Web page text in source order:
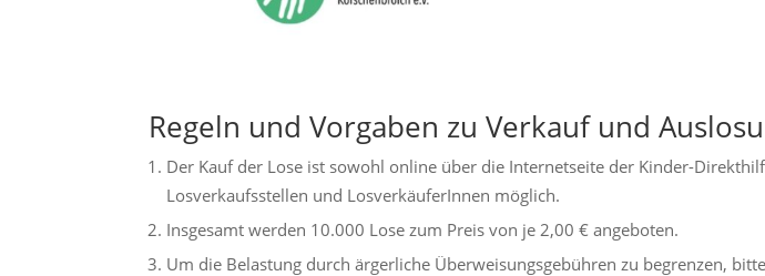
Regeln und Vorgaben zu Verkauf und
Der Kauf der Lose ist sowohl online über die Internetseite der Kinder-
Losverkaufsstellen und LosverkäuferInnen möglich.
Insgesamt werden 10.000 Lose zum Preis von je 2,00 € angeboten.
Um die Belastung durch ärgerliche Überweisungsgebühren zu begrenzen,